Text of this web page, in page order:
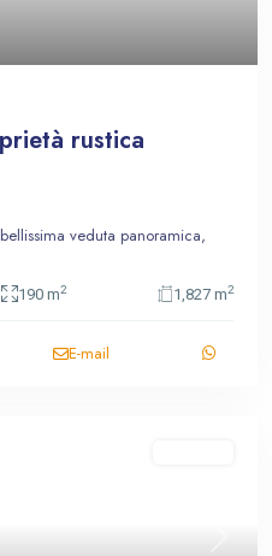
rustica
veduta panoramica,
190 m2 1,827 m2
E-mail